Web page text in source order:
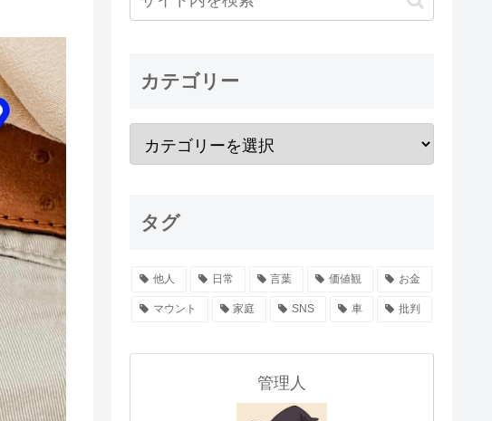
カテゴリー
タグ
他人 日常 言葉 価値観 お金
マウント 家庭 SNS 車 批判
管理人